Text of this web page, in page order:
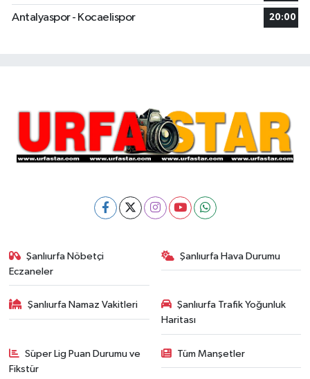
Antalyaspor - Kocaelispor 20:00
Şanlıurfa Nöbetçi
Eczaneler
Şanlıurfa Hava Durumu
Şanlıurfa Namaz Vakitleri
Şanlıurfa Trafik Yoğunluk
Haritası
Süper Lig Puan Durumu ve
Fikstür
Tüm Manşetler